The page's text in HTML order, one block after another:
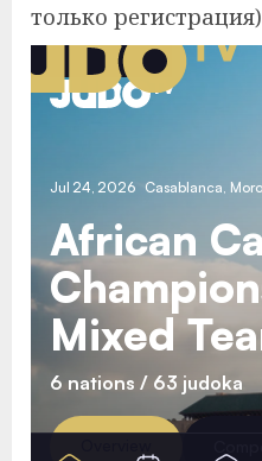
только регистрация)